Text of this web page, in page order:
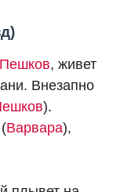
, живет
Внезапно
).
Варвара),